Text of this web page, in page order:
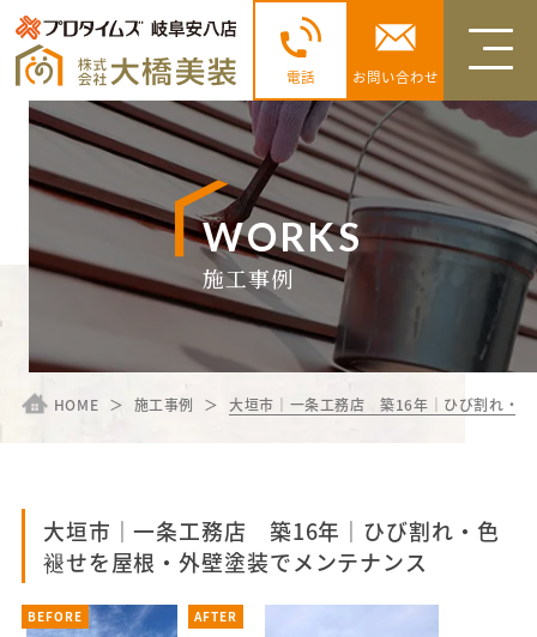
電話 お問い合わせ
WORKS
施工事例
HOME 施工事例 大垣市｜一条工務店 築16年｜ひび割れ・
大垣市｜一条工務店 築16年｜ひび割れ・色
褪せを屋根・外壁塗装でメンテナンス
BEFORE AFTER